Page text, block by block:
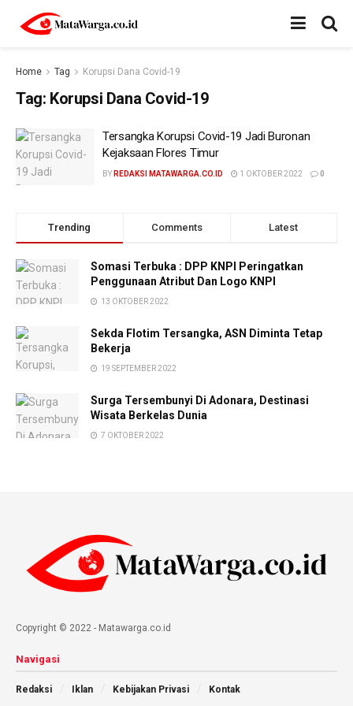
Home Tag Korupsi Dana Covid-19
Tag: Korupsi Dana Covid-19
Tersangka Korupsi Covid-19 Jadi Buronan
Kejaksaan Flores Timur
BY REDAKSI MATAWARGA.CO.ID 1 OKTOBER 2022 0
Trending Comments Latest
Somasi Terbuka : DPP KNPI Peringatkan
Penggunaan Atribut Dan Logo KNPI
13 OKTOBER 2022
Sekda Flotim Tersangka, ASN Diminta Tetap
Bekerja
19 SEPTEMBER 2022
Surga Tersembunyi Di Adonara, Destinasi
Wisata Berkelas Dunia
7 OKTOBER 2022
Copyright © 2022 - Matawarga.co.id
Navigasi
Redaksi Iklan Kebijakan Privasi Kontak